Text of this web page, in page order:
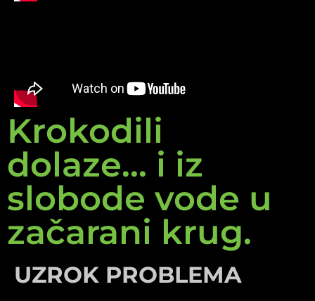
Krokodili
dolaze... i iz
slobode vode u
začarani krug.
UZROK PROBLEMA